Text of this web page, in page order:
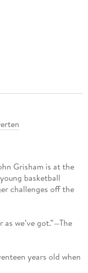
Grisham is at the
basketball
challenges off the
we’ve got.”—The
years old when